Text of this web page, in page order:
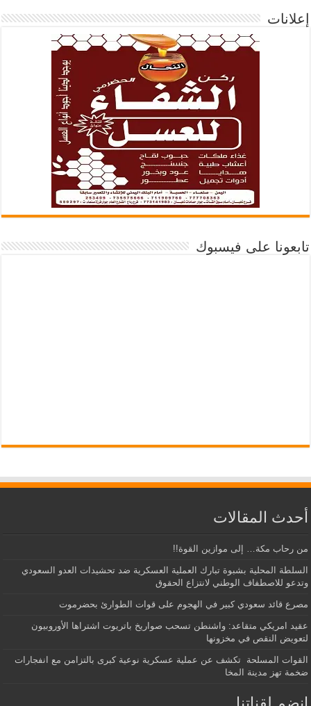
إعلانات
تابعونا على فيسبوك
أحدث المقالات
من رحاب مكة… إلى موازين القوة!!
السلطة المحلية بشبوة تبارك العملية العسكرية ضد تحشيدات العدو السعودي
وتدعو للاصطفاف الوطني لانتزاع الحقوق
مصرع قائد سعودي كبير في الهجوم على قوات الطوارئ بحضرموت
عقيد امريكي متقاعد: واشنطن تسحب صواريخ باتريوت اشتراها الأوروبيون
لتعويض النقص في مخزونها
القوات المسلحة تكشف عن عملية عسكرية نوعية كبرى بالتزامن مع انفجارات
ضخمة تهز مدينة المخا